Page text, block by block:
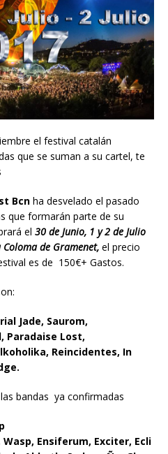
el festival catalán
que se suman a su cartel, te
Bcn ha desvelado el pasado
que formarán parte de su
el 30 de Junio, 1 y 2 de Julio
de Gramenet, el precio
es de 150€+ Gastos.
Jade, Saurom,
Paradaise Lost,
Reincidentes, In
bandas ya confirmadas
Wasp, Ensiferum, Exciter, Ecli